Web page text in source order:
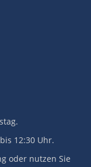
12:30 Uhr.
oder nutzen Sie